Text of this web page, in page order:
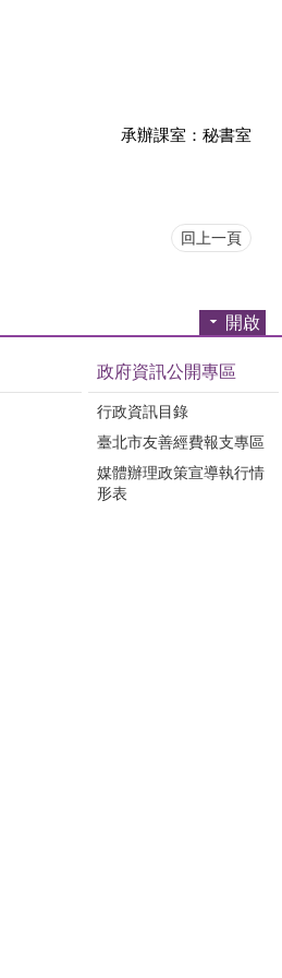
承辦課室：秘書室
回上一頁
開啟
政府資訊公開專區
行政資訊目錄
臺北市友善經費報支專區
媒體辦理政策宣導執行情
形表